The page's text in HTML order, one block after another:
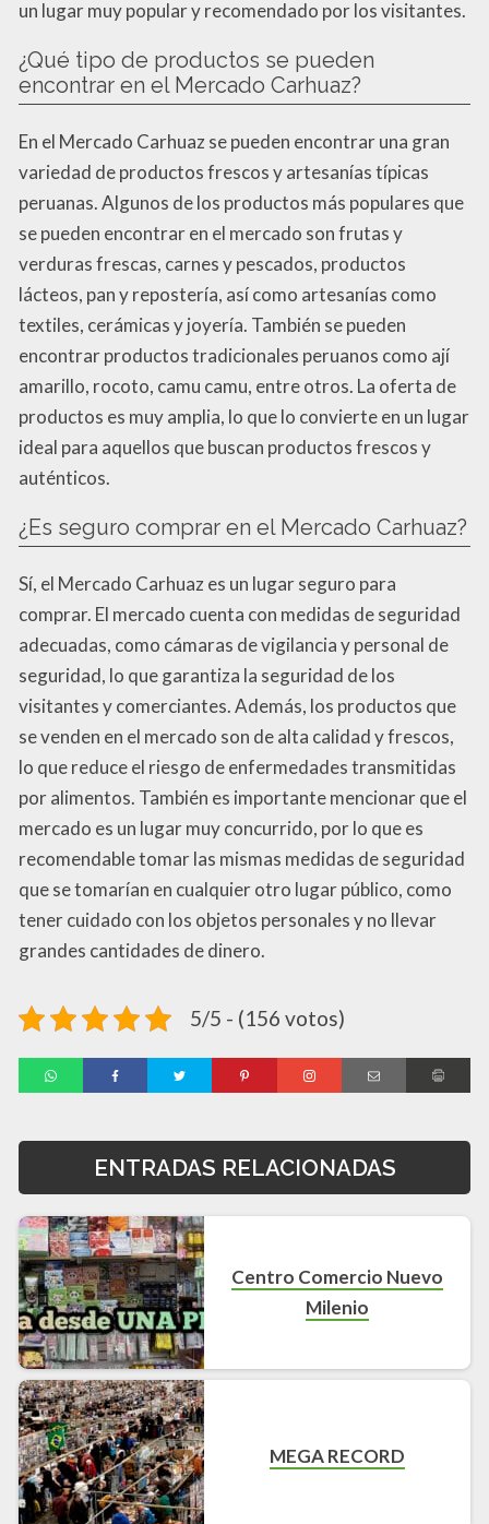
un lugar muy popular y recomendado por los visitantes.
¿Qué tipo de productos se pueden
encontrar en el Mercado Carhuaz?
En el Mercado Carhuaz se pueden encontrar una gran
variedad de productos frescos y artesanías típicas
peruanas. Algunos de los productos más populares que
se pueden encontrar en el mercado son frutas y
verduras frescas, carnes y pescados, productos
lácteos, pan y repostería, así como artesanías como
textiles, cerámicas y joyería. También se pueden
encontrar productos tradicionales peruanos como ají
amarillo, rocoto, camu camu, entre otros. La oferta de
productos es muy amplia, lo que lo convierte en un lugar
ideal para aquellos que buscan productos frescos y
auténticos.
¿Es seguro comprar en el Mercado Carhuaz?
Sí, el Mercado Carhuaz es un lugar seguro para
comprar. El mercado cuenta con medidas de seguridad
adecuadas, como cámaras de vigilancia y personal de
seguridad, lo que garantiza la seguridad de los
visitantes y comerciantes. Además, los productos que
se venden en el mercado son de alta calidad y frescos,
lo que reduce el riesgo de enfermedades transmitidas
por alimentos. También es importante mencionar que el
mercado es un lugar muy concurrido, por lo que es
recomendable tomar las mismas medidas de seguridad
que se tomarían en cualquier otro lugar público, como
tener cuidado con los objetos personales y no llevar
grandes cantidades de dinero.
5/5 - (156 votos)
ENTRADAS RELACIONADAS
Centro Comercio Nuevo
Milenio
MEGA RECORD